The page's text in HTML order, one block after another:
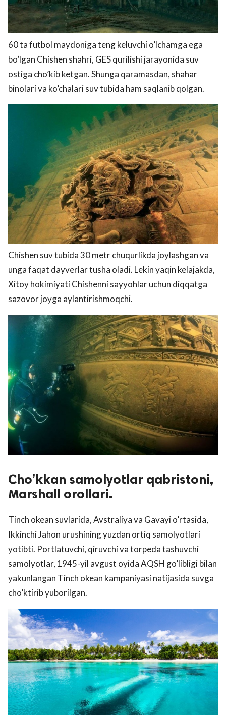
60 ta futbol maydoniga teng keluvchi o’lchamga ega
bo’lgan Chishen shahri, GES qurilishi jarayonida suv
ostiga cho’kib ketgan. Shunga qaramasdan, shahar
binolari va ko’chalari suv tubida ham saqlanib qolgan.
Chishen suv tubida 30 metr chuqurlikda joylashgan va
unga faqat dayverlar tusha oladi. Lekin yaqin kelajakda,
Xitoy hokimiyati Chishenni sayyohlar uchun diqqatga
sazovor joyga aylantirishmoqchi.
Cho’kkan samolyotlar qabristoni,
Marshall orollari.
Tinch okean suvlarida, Avstraliya va Gavayi o’rtasida,
Ikkinchi Jahon urushining yuzdan ortiq samolyotlari
yotibti. Portlatuvchi, qiruvchi va torpeda tashuvchi
samolyotlar, 1945-yil avgust oyida AQSH go’libligi bilan
yakunlangan Tinch okean kampaniyasi natijasida suvga
cho’ktirib yuborilgan.